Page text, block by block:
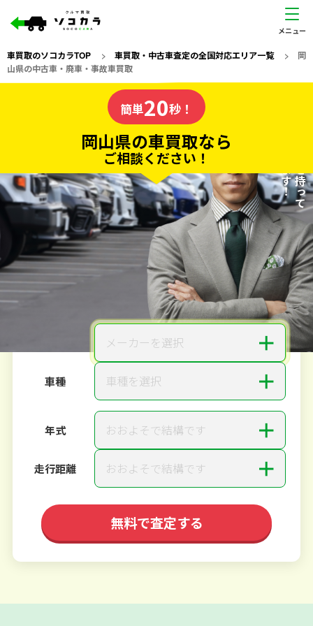
車買取のソコカラTOP > 車買取・中古車査定の全国対応エリア一覧> 岡
山県の中古車・廃車・事故車買取
の車買取なら
ソコカラの
電話か出張か、高い方の査定を提案。
だから高価買取!
私たちが責任を持って
査定いたします！
簡単20秒！
岡山県の車買取なら
ご相談ください！
20秒で入力完了！
無料で カンタンWeb査定
ご依頼いただいたお車を丁寧に査定いたします
メーカーを選択 ＋
車種 車種を選択 ＋
年式 おおよそで結構です ＋
走行距離 おおよそで結構です ＋
無料で査定する